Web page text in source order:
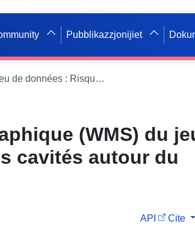
Pubblikazzjonijiet
Service de visualisation cartographique (WMS) du jeu de données : Risques - Atlas des cavités autour du Loir en Loir-et-Cher
(WMS) du
cavités autour du
API Cite